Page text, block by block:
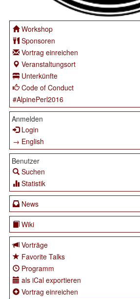
Workshop
Sponsoren
Vortrag einreichen
Veranstaltungsort
Unterkünfte
Code of Conduct
#AlpinePerl2016
Anmelden
Login
→ English
Benutzer
Suchen
Statistik
News
Wiki
Vorträge
Favorite Talks
Programm
als iCal exportieren
Vortrag einreichen